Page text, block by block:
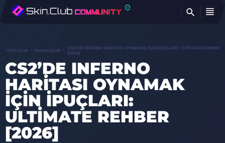
TOPLULUK MAKALELER
CS2’DE INFERNO HARITASI OYNAMAK İÇIN İPUÇLARI: ULTIMATE REHBER
[2026]
CS2’DE INFERNO
HARITASI OYNAMAK
İÇIN İPUÇLARI:
ULTIMATE REHBER
[2026]